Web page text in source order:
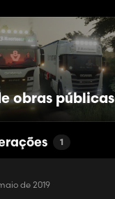
obras públicas
1
de 2019